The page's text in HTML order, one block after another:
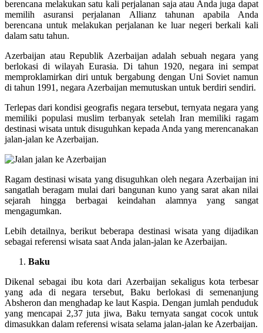
berencana melakukan satu kali perjalanan saja atau Anda juga dapat
memilih asuransi perjalanan Allianz tahunan apabila Anda
berencana untuk melakukan perjalanan ke luar negeri berkali kali
dalam satu tahun.
Azerbaijan atau Republik Azerbaijan adalah sebuah negara yang
berlokasi di wilayah Eurasia. Di tahun 1920, negara ini sempat
memproklamirkan diri untuk bergabung dengan Uni Soviet namun
di tahun 1991, negara Azerbaijan memutuskan untuk berdiri sendiri.
Terlepas dari kondisi geografis negara tersebut, ternyata negara yang
memiliki populasi muslim terbanyak setelah Iran memiliki ragam
destinasi wisata untuk disuguhkan kepada Anda yang merencanakan
jalan-jalan ke Azerbaijan.
Ragam destinasi wisata yang disuguhkan oleh negara Azerbaijan ini
sangatlah beragam mulai dari bangunan kuno yang sarat akan nilai
sejarah hingga berbagai keindahan alamnya yang sangat
mengagumkan.
Lebih detailnya, berikut beberapa destinasi wisata yang dijadikan
sebagai referensi wisata saat Anda jalan-jalan ke Azerbaijan.
Baku
Dikenal sebagai ibu kota dari Azerbaijan sekaligus kota terbesar
yang ada di negara tersebut, Baku berlokasi di semenanjung
Absheron dan menghadap ke laut Kaspia. Dengan jumlah penduduk
yang mencapai 2,37 juta jiwa, Baku ternyata sangat cocok untuk
dimasukkan dalam referensi wisata selama jalan-jalan ke Azerbaijan.